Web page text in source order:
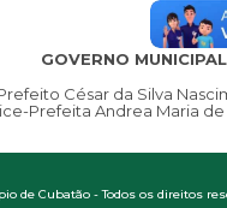
GOVERNO MUNICIPAL
César da Silva
Prefeita Andrea Maria de
de Cubatão - Todos os direitos